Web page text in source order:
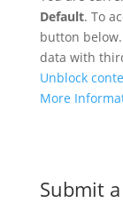
Default. To
button
data with
Unblock
More
Submit